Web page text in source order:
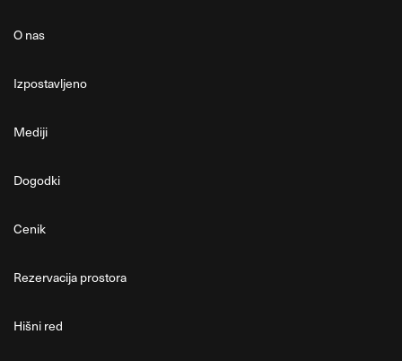
O nas
Izpostavljeno
Mediji
Dogodki
Cenik
Rezervacija prostora
Hišni red